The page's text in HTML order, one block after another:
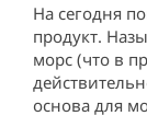
На сегодня
продукт.
морс (что в
основа для